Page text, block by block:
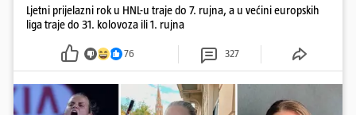
Ljetni prijelazni rok u HNL-u traje do 7. rujna, a u većini europskih
liga traje do 31. kolovoza ili 1. rujna
76 327